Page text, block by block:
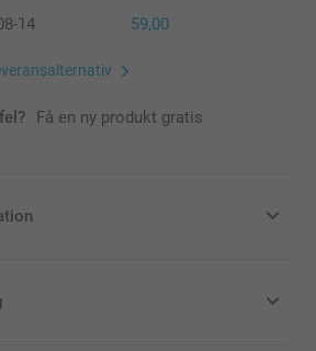
14 59,00
Få en ny produkt gratis
kronor (SEK), inklusive moms och